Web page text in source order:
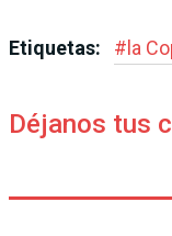
Etiquetas: # la
Déjanos tus